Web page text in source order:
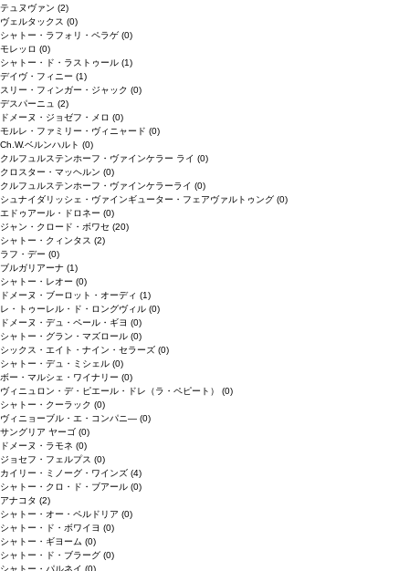
テュヌヴァン (2)
ヴェルタックス (0)
シャトー・ラフォリ・ペラゲ (0)
モレッロ (0)
シャトー・ド・ラストゥール (1)
デイヴ・フィニー (1)
スリー・フィンガー・ジャック (0)
デスパーニュ (2)
ドメーヌ・ジョゼフ・メロ (0)
モルレ・ファミリー・ヴィニャード (0)
Ch.W.ベルンハルト (0)
クルフュルステンホーフ・ヴァインケラー ライ (0)
クロスター・マッヘルン (0)
クルフュルステンホーフ・ヴァインケラーライ (0)
シュナイダリッシェ・ヴァインギューター・フェアヴァルトゥング (0)
エドゥアール・ドロネー (0)
ジャン・クロード・ボワセ (20)
シャトー・クィンタス (2)
ラフ・デー (0)
ブルガリアーナ (1)
シャトー・レオー (0)
ドメーヌ・ブーロット・オーディ (1)
レ・トゥーレル・ド・ロングヴィル (0)
ドメーヌ・デュ・ペール・ギヨ (0)
シャトー・グラン・マズロール (0)
シックス・エイト・ナイン・セラーズ (0)
シャトー・デュ・ミシェル (0)
ボー・マルシェ・ワイナリー (0)
ヴィニュロン・デ・ピエール・ドレ（ラ・ペピート） (0)
シャトー・クーラック (0)
ヴィニョーブル・エ・コンパニ― (0)
サングリア ヤーゴ (0)
ドメーヌ・ラモネ (0)
ジョセフ・フェルプス (0)
カイリー・ミノーグ・ワインズ (4)
シャトー・クロ・ド・ブアール (0)
アナコタ (2)
シャトー・オー・ペルドリア (0)
シャトー・ド・ボワイヨ (0)
シャトー・ギヨーム (0)
シャトー・ド・ブラーグ (0)
シャトー・パルネイ (0)